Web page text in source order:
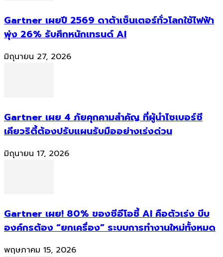
Gartner เผยปี 2569 ดาต้าเซ็นเตอร์ทั่วโลกใช้ไฟฟ้า
พุ่ง 26% รับศึกหนักเทรนด์ AI
มิถุนายน 27, 2026
Gartner เผย 4 ภัยคุกคามสำคัญ ที่ผู้นำไซเบอร์ซี
เคียวริตี้ต้องปรับแผนรับมืออย่างเร่งด่วน
มิถุนายน 17, 2026
Gartner เผย! 80% ของซีอีโอชี้ AI คือตัวเร่ง บีบ
องค์กรต้อง “ยกเครื่อง” ระบบการทำงานใหม่ทั้งหมด
พฤษภาคม 15, 2026